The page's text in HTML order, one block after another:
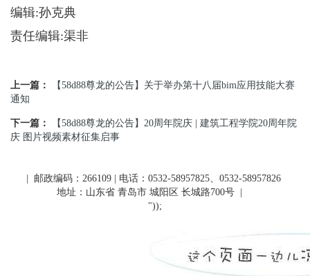
编辑:孙克典
责任编辑:渠非
上一篇：
【58d88尊龙的公告】关于举办第十八届bim应用技能大赛
通知
下一篇：
【58d88尊龙的公告】20周年院庆 | 建筑工程学院20周年院
庆 图片视频素材征集启事
| 邮政编码：266109 | 电话：0532-58957825、0532-58957826
地址：山东省 青岛市 城阳区 长城路700号
"));